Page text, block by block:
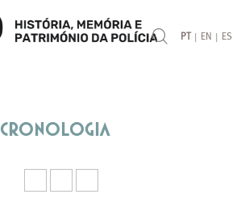
PT | EN | ES
Cronologia